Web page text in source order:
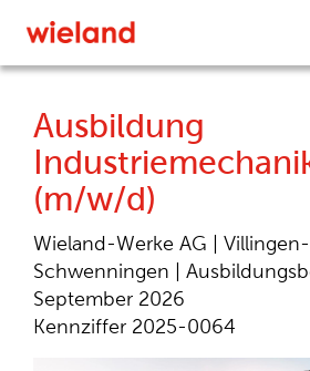
Ausbildung
(m/w/d)
Wieland-Werke AG |
Villingen-
Schwenningen |
September 2026
Kennziffer 2025-0064